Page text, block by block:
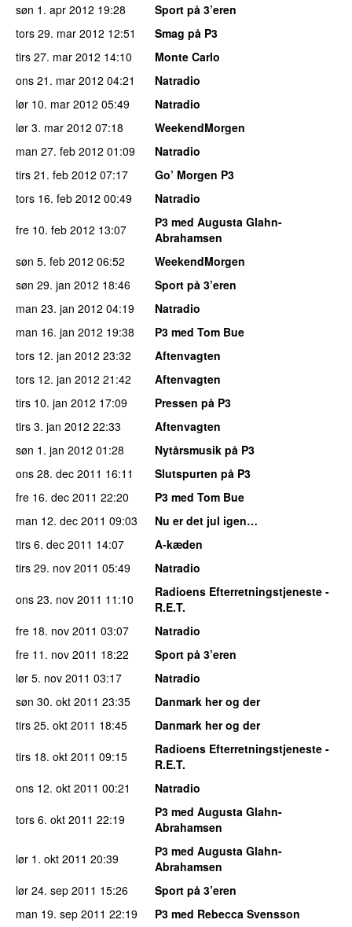
søn 1. apr 2012 19:28
Sport på 3’eren
tors 29. mar 2012 12:51
Smag på P3
tirs 27. mar 2012 14:10
Monte Carlo
ons 21. mar 2012 04:21
Natradio
lør 10. mar 2012 05:49
Natradio
lør 3. mar 2012 07:18
WeekendMorgen
man 27. feb 2012 01:09
Natradio
tirs 21. feb 2012 07:17
Go’ Morgen P3
tors 16. feb 2012 00:49
Natradio
fre 10. feb 2012 13:07
P3 med Augusta Glahn-
Abrahamsen
søn 5. feb 2012 06:52
WeekendMorgen
søn 29. jan 2012 18:46
Sport på 3’eren
man 23. jan 2012 04:19
Natradio
man 16. jan 2012 19:38
P3 med Tom Bue
tors 12. jan 2012 23:32
Aftenvagten
tors 12. jan 2012 21:42
Aftenvagten
tirs 10. jan 2012 17:09
Pressen på P3
tirs 3. jan 2012 22:33
Aftenvagten
søn 1. jan 2012 01:28
Nytårsmusik på P3
ons 28. dec 2011 16:11
Slutspurten på P3
fre 16. dec 2011 22:20
P3 med Tom Bue
man 12. dec 2011 09:03
Nu er det jul igen…
tirs 6. dec 2011 14:07
A-kæden
tirs 29. nov 2011 05:49
Natradio
ons 23. nov 2011 11:10
Radioens Efterretningstjeneste -
R.E.T.
fre 18. nov 2011 03:07
Natradio
fre 11. nov 2011 18:22
Sport på 3’eren
lør 5. nov 2011 03:17
Natradio
søn 30. okt 2011 23:35
Danmark her og der
tirs 25. okt 2011 18:45
Danmark her og der
tirs 18. okt 2011 09:15
Radioens Efterretningstjeneste -
R.E.T.
ons 12. okt 2011 00:21
Natradio
tors 6. okt 2011 22:19
P3 med Augusta Glahn-
Abrahamsen
lør 1. okt 2011 20:39
P3 med Augusta Glahn-
Abrahamsen
lør 24. sep 2011 15:26
Sport på 3’eren
man 19. sep 2011 22:19 P3 med Rebecca Svensson